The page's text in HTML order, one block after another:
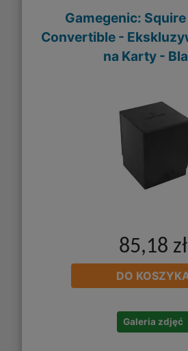
Gamegenic:
Convertible -
na Karty -
85,18 zł
DO
Galeria zdjęć